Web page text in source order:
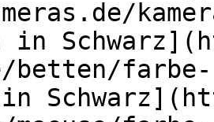
betten/